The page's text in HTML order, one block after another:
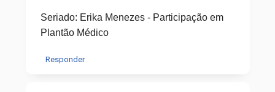
Seriado: Erika Menezes - Participação em
Plantão Médico
Responder